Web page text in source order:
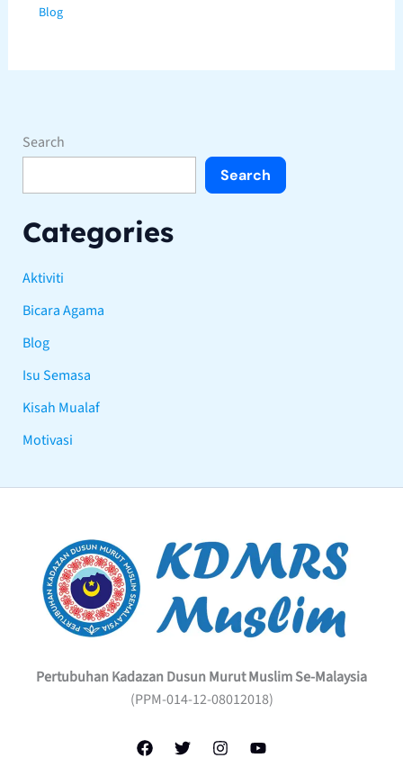
Blog
Search
Search
Categories
Aktiviti
Bicara Agama
Blog
Isu Semasa
Kisah Mualaf
Motivasi
Pertubuhan Kadazan Dusun Murut Muslim Se-Malaysia
(PPM-014-12-08012018)